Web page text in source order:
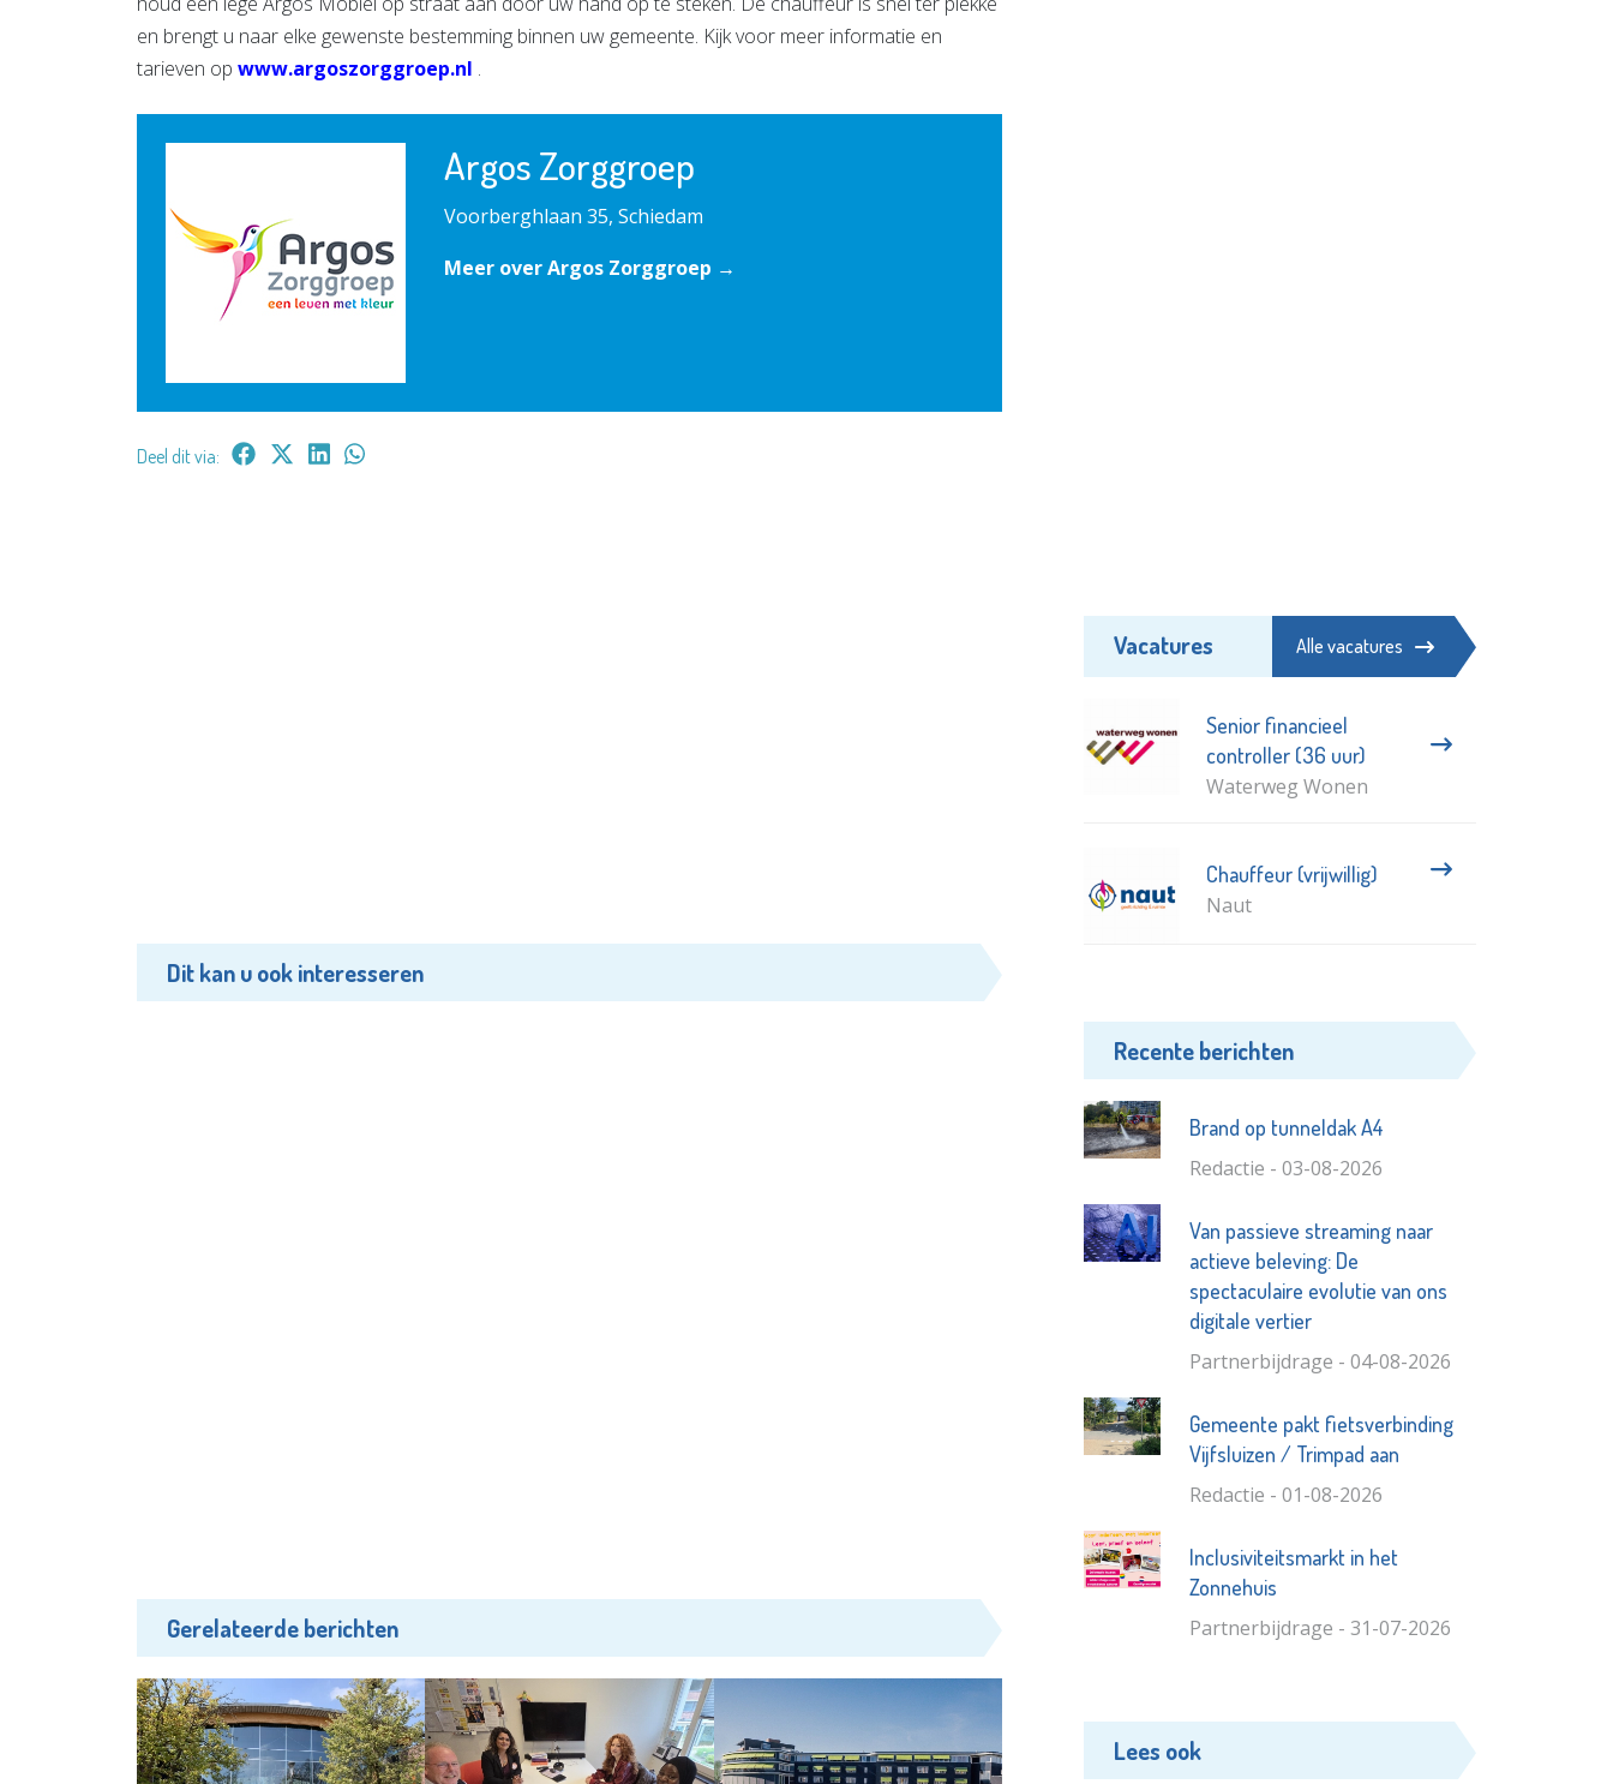
en brengt u naar elke gewenste bestemming binnen uw gemeente. Kijk voor meer informatie en
tarieven op www.argoszorggroep.nl .
Argos Zorggroep
Voorberghlaan 35, Schiedam
Meer over Argos Zorggroep →
Deel dit via:
Dit kan u ook interesseren
Gerelateerde berichten
Vacatures Alle vacatures
Senior financieel
controller (36 uur)
Waterweg Wonen
Chauffeur (vrijwillig)
Naut
Recente berichten
Brand op tunneldak A4
Redactie - 03-08-2026
Van passieve streaming naar
actieve beleving: De
spectaculaire evolutie van ons
digitale vertier
Partnerbijdrage - 04-08-2026
Gemeente pakt fietsverbinding
Vijfsluizen / Trimpad aan
Redactie - 01-08-2026
Inclusiviteitsmarkt in het
Zonnehuis
Partnerbijdrage - 31-07-2026
Lees ook